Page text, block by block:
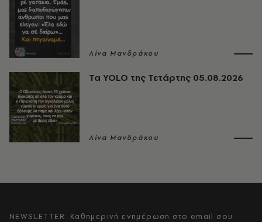
Λίνα Μανδράκου
Τα YOLO της Τετάρτης 05.08.2026
Λίνα Μανδράκου
NEWSLETTER: Καθημερινή ενημέρωση στο email σου